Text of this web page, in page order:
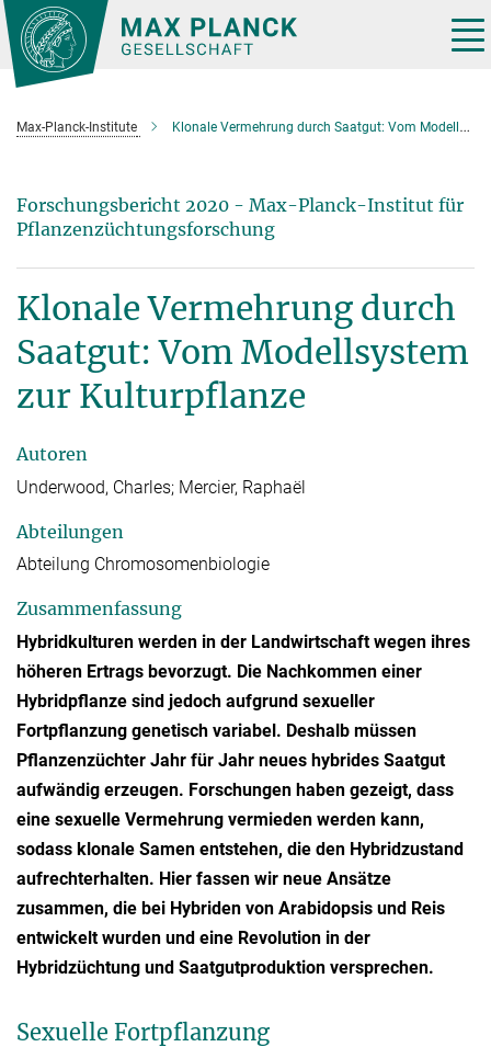
Hauptinhalt
Max-Planck-Institute Klonale Vermehrung durch Saatgut: Vom Modellsystem zur Kulturpflanze
Forschungsbericht 2020 - Max-Planck-Institut für
Pflanzenzüchtungsforschung
Klonale Vermehrung durch
Saatgut: Vom Modellsystem
zur Kulturpflanze
Autoren
Underwood, Charles; Mercier, Raphaël
Abteilungen
Abteilung Chromosomenbiologie
Zusammenfassung
Hybridkulturen werden in der Landwirtschaft wegen ihres
höheren Ertrags bevorzugt. Die Nachkommen einer
Hybridpflanze sind jedoch aufgrund sexueller
Fortpflanzung genetisch variabel. Deshalb müssen
Pflanzenzüchter Jahr für Jahr neues hybrides Saatgut
aufwändig erzeugen. Forschungen haben gezeigt, dass
eine sexuelle Vermehrung vermieden werden kann,
sodass klonale Samen entstehen, die den Hybridzustand
aufrechterhalten. Hier fassen wir neue Ansätze
zusammen, die bei Hybriden von Arabidopsis und Reis
entwickelt wurden und eine Revolution in der
Hybridzüchtung und Saatgutproduktion versprechen.
Sexuelle Fortpflanzung